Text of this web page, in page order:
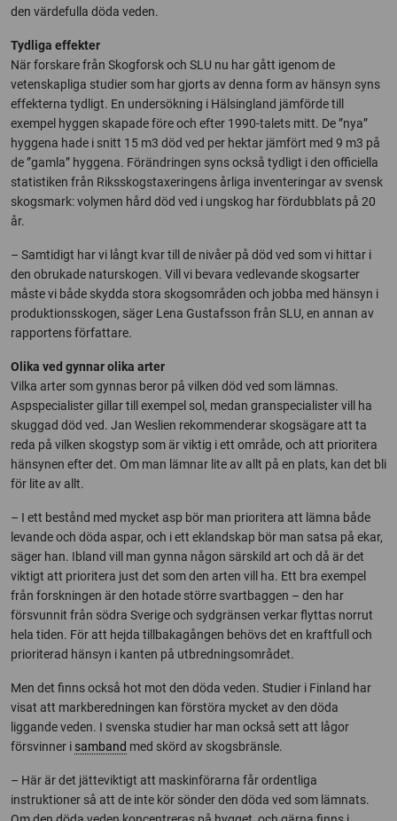
den värdefulla döda veden.
Tydliga effekter
När forskare från Skogforsk och SLU nu har gått igenom de
vetenskapliga studier som har gjorts av denna form av hänsyn syns
effekterna tydligt. En undersökning i Hälsingland jämförde till
exempel hyggen skapade före och efter 1990-talets mitt. De ”nya”
hyggena hade i snitt 15 m3 död ved per hektar jämfört med 9 m3 på
de ”gamla” hyggena. Förändringen syns också tydligt i den officiella
statistiken från Riksskogstaxeringens årliga inventeringar av svensk
skogsmark: volymen hård död ved i ungskog har fördubblats på 20
år.
– Samtidigt har vi långt kvar till de nivåer på död ved som vi hittar i
den obrukade naturskogen. Vill vi bevara vedlevande skogsarter
måste vi både skydda stora skogsområden och jobba med hänsyn i
produktionsskogen, säger Lena Gustafsson från SLU, en annan av
rapportens författare.
Olika ved gynnar olika arter
Vilka arter som gynnas beror på vilken död ved som lämnas.
Aspspecialister gillar till exempel sol, medan granspecialister vill ha
skuggad död ved. Jan Weslien rekommenderar skogsägare att ta
reda på vilken skogstyp som är viktig i ett område, och att prioritera
hänsynen efter det. Om man lämnar lite av allt på en plats, kan det bli
för lite av allt.
– I ett bestånd med mycket asp bör man prioritera att lämna både
levande och döda aspar, och i ett eklandskap bör man satsa på ekar,
säger han. Ibland vill man gynna någon särskild art och då är det
viktigt att prioritera just det som den arten vill ha. Ett bra exempel
från forskningen är den hotade större svartbaggen – den har
försvunnit från södra Sverige och sydgränsen verkar flyttas norrut
hela tiden. För att hejda tillbakagången behövs det en kraftfull och
prioriterad hänsyn i kanten på utbredningsområdet.
Men det finns också hot mot den döda veden. Studier i Finland har
visat att markberedningen kan förstöra mycket av den döda
liggande veden. I svenska studier har man också sett att lågor
försvinner i samband med skörd av skogsbränsle.
– Här är det jätteviktigt att maskinförarna får ordentliga
instruktioner så att de inte kör sönder den döda ved som lämnats.